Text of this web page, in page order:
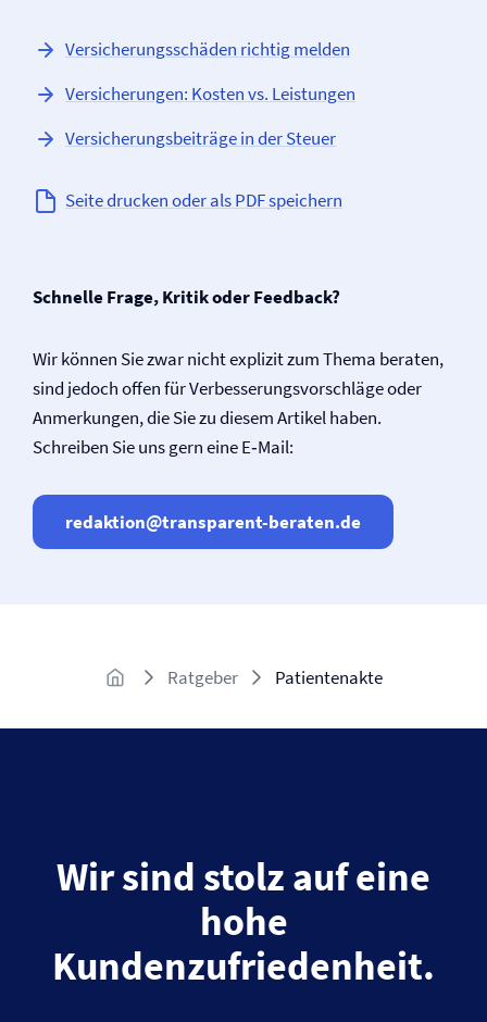
Versicherungsschäden richtig melden
Versicherungen: Kosten vs. Leistungen
Versicherungsbeiträge in der Steuer
Seite drucken oder als PDF speichern
Schnelle Frage, Kritik oder Feedback?
Wir können Sie zwar nicht explizit zum Thema beraten,
sind jedoch offen für Verbesserungsvorschläge oder
Anmerkungen, die Sie zu diesem Artikel haben.
Schreiben Sie uns gern eine E‑Mail:
redaktion@transparent-beraten.de
Ratgeber Patientenakte
Wir sind stolz auf eine
hohe
Kundenzufriedenheit.